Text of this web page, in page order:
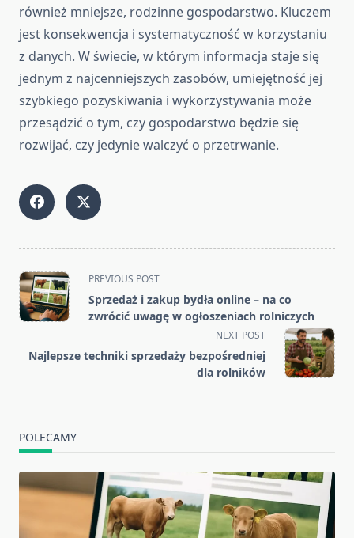
również mniejsze, rodzinne gospodarstwo. Kluczem
jest konsekwencja i systematyczność w korzystaniu
z danych. W świecie, w którym informacja staje się
jednym z najcenniejszych zasobów, umiejętność jej
szybkiego pozyskiwania i wykorzystywania może
przesądzić o tym, czy gospodarstwo będzie się
rozwijać, czy jedynie walczyć o przetrwanie.
<span
class="nav-
subtitle
reader-
PREVIOUS POST
Sprzedaż i zakup bydła online – na co
zwrócić uwagę w ogłoszeniach rolniczych
NEXT POST
Najlepsze techniki sprzedaży bezpośredniej
dla rolników
POLECAMY